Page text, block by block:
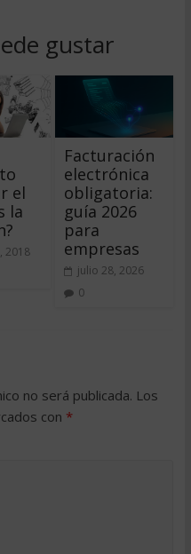
gustar
el
la
2018
Facturación
electrónica
obligatoria:
guía 2026
para
empresas
julio 28, 2026
0
no será publicada. Los
con *